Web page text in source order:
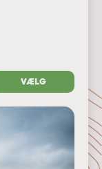
VÆLG